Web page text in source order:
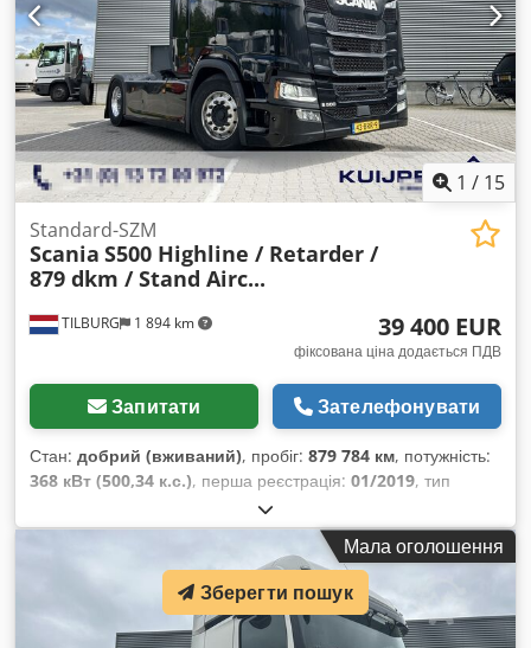
1 / 15
TILBURG 1 894 km
Standard-SZM
Scania S500 Highline / Retarder /
879 dkm / Stand Airc...
39 400 EUR
фіксована ціна додається ПДВ
Запитати Зателефонувати
Стан: добрий (вживаний), пробіг: 879 784 км, потужність:
368 кВт (500,34 к.с.), перша реєстрація: 01/2019, тип
, розмір шини:
конфігурація осей:4x2, колісна база:3 750 мм, паливо:
, колір:чорний, водійська
спальне відділення (кабіна)
, тип передачі:
, кількість передач:12, підвіска: сталь-
, загальна довжина:5 960 мм
, загальна ширина:
Мала оголошення
Зберегти пошук